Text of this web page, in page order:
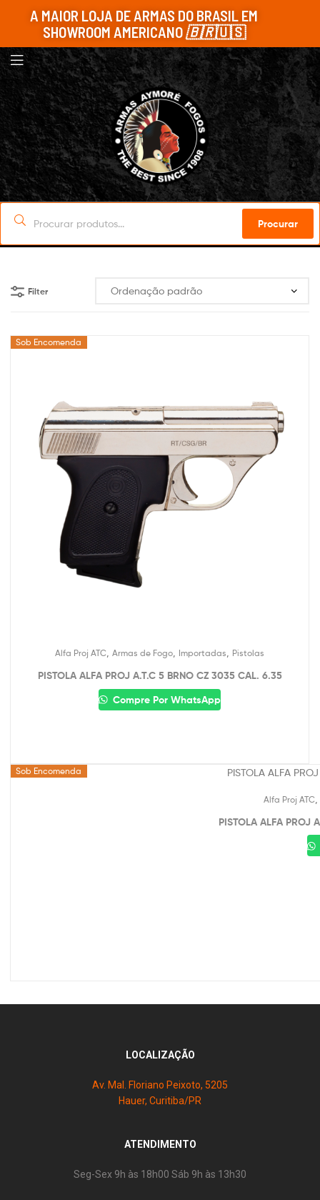
A MAIOR LOJA DE ARMAS DO BRASIL EM
SHOWROOM AMERICANO🇧🇷🇺🇸
Procurar
Filter
Sob Encomenda
Alfa Proj ATC Armas de Fogo Importadas Pistolas
PISTOLA ALFA PROJ A.T.C 5 BRNO CZ 3035 CAL. 6.35
Compre Por WhatsApp
Sob Encomenda
Alfa Proj ATC
PISTOLA ALFA PROJ
LOCALIZAÇÃO
Av. Mal. Floriano Peixoto, 5205
Hauer, Curitiba/PR
ATENDIMENTO
Seg-Sex 9h às 18h00 Sáb 9h às 13h30